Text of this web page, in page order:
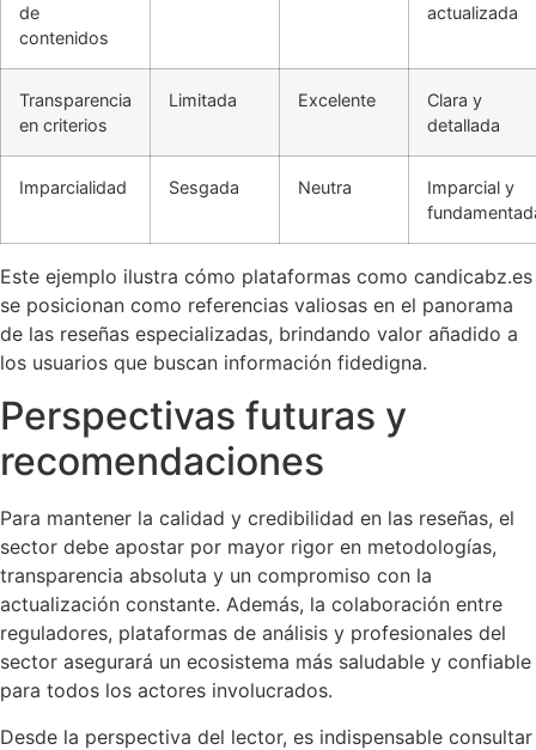
de
contenidos
actualizada
Transparencia
en criterios
Limitada Excelente
Clara y
detallada
Imparcialidad Sesgada Neutra
Imparcial y
Este ejemplo ilustra cómo plataformas como candicabz.es
se posicionan como referencias valiosas en el panorama
de las reseñas especializadas, brindando valor añadido a
los usuarios que buscan información fidedigna.
Perspectivas futuras y
recomendaciones
Para mantener la calidad y credibilidad en las reseñas, el
sector debe apostar por mayor rigor en metodologías,
transparencia absoluta y un compromiso con la
actualización constante. Además, la colaboración entre
reguladores, plataformas de análisis y profesionales del
sector asegurará un ecosistema más saludable y confiable
para todos los actores involucrados.
Desde la perspectiva del lector, es indispensable consultar